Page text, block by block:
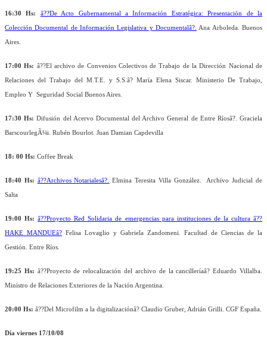
16:30 Hs: â??De Acto Gubernamental a Información Estratégica: Presentación de la
Colección Documental de Información Legislativa y Documentalâ?. Ana Arboleda. Buenos
Aires.
17:00 Hs: â??El archivo de Convenios Colectivos de Trabajo de la Dirección Nacional de
Relaciones del Trabajo del M.T.E. y S.S.â? María Elena Siscar. Ministerio De Trabajo,
Empleo Y Seguridad Social Buenos Aires.
17:30 Hs: Difusión del Acervo Documental del Archivo General de Entre Ríosâ?. Graciela
BarscourlegÃ¼i. Rubén Bourlot. Juan Damian Capdevilla
18: 00 Hs: Coffee Break
18:40 Hs: â??Archivos Notarialesâ?. Elmina Teresita Villa González. Archivo Judicial de
Salta
19:00 Hs:â??Proyecto Red Solidaria de emergencias para instituciones de la cultura â??
HAKE MANDUEâ? Felisa Lovaglio y Gabriela Zandomeni. Facultad de Ciencias de la
Gestión. Entre Ríos.
19:25 Hs: â??Proyecto de relocalización del archivo de la cancilleríaâ? Eduardo Villalba.
Ministro de Relaciones Exteriores de la Nación Argentina.
20:00 Hs: â??Del Microfilm a la digitalizaciónâ? Claudio Gruber, Adrián Grilli. CGF España.
Día viernes 17/10/08